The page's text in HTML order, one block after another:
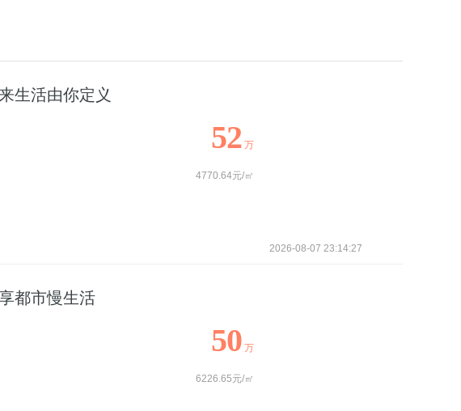
生活由你定义
52 万
4770.64元/㎡
2026-08-07 23:14:27
都市慢生活
50 万
6226.65元/㎡